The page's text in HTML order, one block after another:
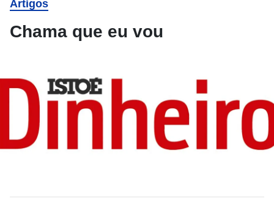
Artigos
Chama que eu vou